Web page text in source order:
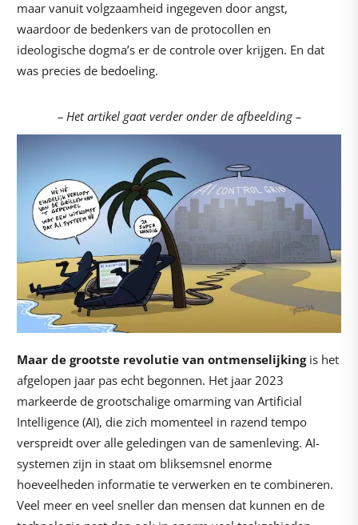
maar vanuit volgzaamheid ingegeven door angst,
waardoor de bedenkers van de protocollen en
ideologische dogma’s er de controle over krijgen. En dat
was precies de bedoeling.
– Het artikel gaat verder onder de afbeelding –
Maar de grootste revolutie van ontmenselijkingis het
afgelopen jaar pas echt begonnen. Het jaar 2023
markeerde de grootschalige omarming van Artificial
Intelligence (AI), die zich momenteel in razend tempo
verspreidt over alle geledingen van de samenleving. AI-
systemen zijn in staat om bliksemsnel enorme
hoeveelheden informatie te verwerken en te combineren.
Veel meer en veel sneller dan mensen dat kunnen en de